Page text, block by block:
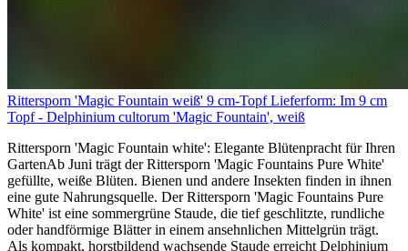
Rittersporn 'Magic Fountain weiß' 9 cm-Topf Lieferform: Im 9 cm
Topf - Delphinium cultorum 'Magic Fountain', weiß
Rittersporn 'Magic Fountain white': Elegante Blütenpracht für Ihren
GartenAb Juni trägt der Rittersporn 'Magic Fountains Pure White'
gefüllte, weiße Blüten. Bienen und andere Insekten finden in ihnen
eine gute Nahrungsquelle. Der Rittersporn 'Magic Fountains Pure
White' ist eine sommergrüne Staude, die tief geschlitzte, rundliche
oder handförmige Blätter in einem ansehnlichen Mittelgrün trägt.
Als kompakt, horstbildend wachsende Staude erreicht Delphinium